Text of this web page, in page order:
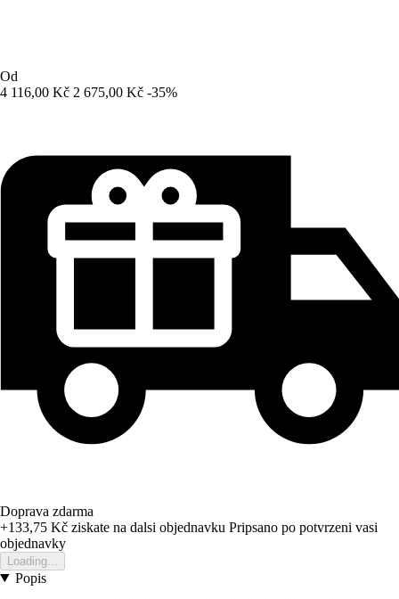
Od
4 116,00 Kč 2 675,00 Kč -35%
Doprava zdarma
+133,75 Kč ziskate na dalsi objednavku Pripsano po potvrzeni vasi
objednavky
Loading...
Popis